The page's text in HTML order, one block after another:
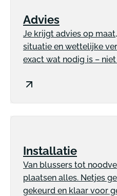
Advies
Je krijgt advies op
situatie en wettelijke
exact wat nodig is –
Installatie
Van blussers tot
plaatsen alles. Netjes
gekeurd en klaar voor